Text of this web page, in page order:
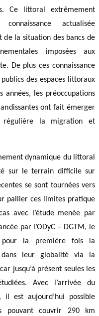
Ce littoral extrêmement
actualisée
la situation des bancs de
imposées aux
De plus ces connaissance
des espaces littoraux
années, les préoccupations
ont fait émerger
régulière la migration et
dynamique du littoral
sur le terrain difficile sur
se sont tournées vers
pallier ces limites pratique
avec l’étude menée par
par l’ODyC – DGTM, le
pour la première fois la
leur globalité via la
car jusqu’à présent seules les
Avec l’arrivée du
, il est aujourd’hui possible
pouvant couvrir 290 km